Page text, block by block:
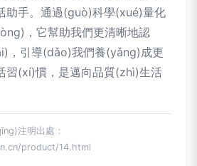
助手。通過(guò)科學(xué)量化
，它幫助我們更清晰地認
，引導(dǎo)我們養(yǎng)成更
習(xí)慣，是邁向品質(zhì)生活
注明出處：
product/14.html